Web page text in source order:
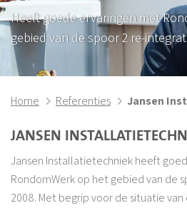
Heeft goede ervaringen met
gebied van de spoor 2 re-
Home Referenties Jansen
JANSEN
Jansen Installatietechniek heeft
RondomWerk op het gebied van de
2008. Met begrip voor de situatie